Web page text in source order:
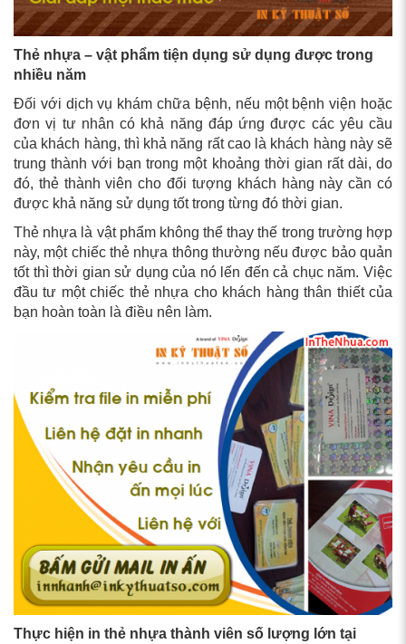
Thẻ nhựa – vật phẩm tiện dụng sử dụng được trong
nhiều năm
Đối với dịch vụ khám chữa bệnh, nếu một bệnh viện hoặc
đơn vị tư nhân có khả năng đáp ứng được các yêu cầu
của khách hàng, thì khả năng rất cao là khách hàng này sẽ
trung thành với bạn trong một khoảng thời gian rất dài, do
đó, thẻ thành viên cho đối tượng khách hàng này cần có
được khả năng sử dụng tốt trong từng đó thời gian.
Thẻ nhựa là vật phẩm không thể thay thế trong trường hợp
này, một chiếc thẻ nhựa thông thường nếu được bảo quản
tốt thì thời gian sử dụng của nó lến đến cả chục năm. Việc
đầu tư một chiếc thẻ nhựa cho khách hàng thân thiết của
bạn hoàn toàn là điều nên làm.
Thực hiện in thẻ nhựa thành viên số lượng lớn tại